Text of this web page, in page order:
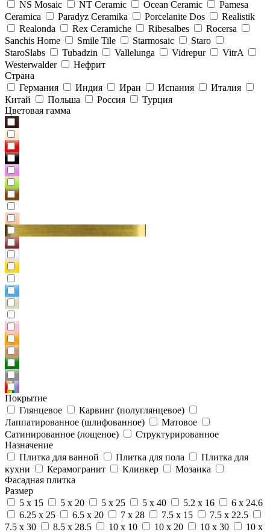
NS Mosaic
NT Ceramic Ocean Ceramic
Pamesa
Ceramica
Paradyz Сeramika Porcelanite Dos
Realistik
Realonda
Rex Ceramiche Ribesalbes
Rocersa
Sanchis Home
Smile Tile Starmosaic
Staro
StaroSlabs
Tubadzin Vallelunga Vidrepur
VitrA
Westerwalder
Нефрит
Страна
Германия
Индия Иран Испания
Италия
Китай
Польша Россия
Турция
Цветовая гамма
Покрытие
Глянцевое
Карвинг (полуглянцевое)
Лаппатированное (шлифованное)
Матовое
Сатинированное (лощеное)
Структурированное
Назначение
Плитка для ванной
Плитка для пола
Плитка для
кухни
Керамогранит Клинкер
Мозаика
Фасадная плитка
Размер
5 x 15
5 x 20 5 x 25 5 x 40 5.2 x 16
6 x 24.6
6.25 x 25
6.5 x 20 7 x 28 7.5 x 15
7.5 x 22.5
7.5 x 30
8.5 x 28.5 10 x 10 10 x 20 10 x 30 10 x